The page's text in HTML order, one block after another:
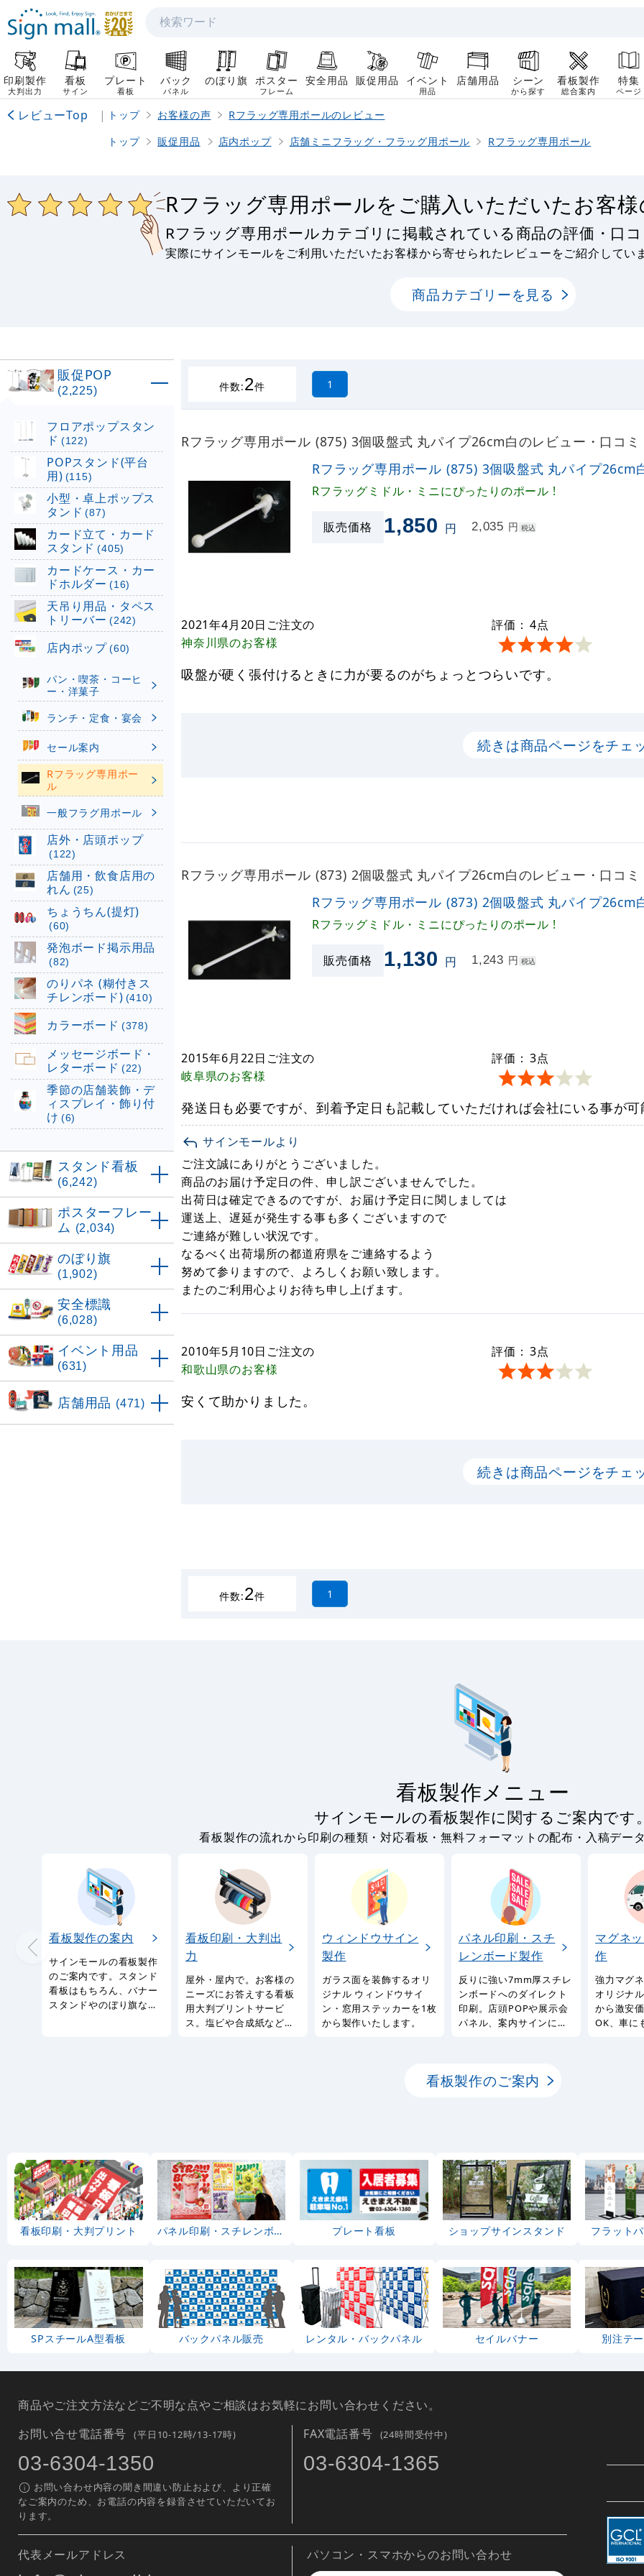
検索
印刷製作
大判出力
看板
サイン
プレート
看板
バック
パネル
のぼり旗 ポスター
フレーム
安全用品 販促用品 イベント
用品
店舗用品 シーン
から探す
看板製作
総合案内
特集
ページ
レビューTop | トップ お客様の声
Rフラッグ専用ポールのレビュー
トップ
販促用品 店内ポップ 店舗ミニフラッグ・フラッグ用ポール Rフラッグ専用ポール
Rフラッグ専用ポールをご購入いただいたお客
Rフラッグ専用ポールカテゴリに掲載されている商品の評価・口
実際にサインモールをご利用いただいたお客様から寄せられたレビューをご紹介してい
商品カテゴリーを見る
件数:2件 1
Rフラッグ専用ポール (875) 3個吸盤式 丸パイプ26cm白のレビュー・口コミ
Rフラッグ専用ポール (875) 3個吸盤式 丸パイプ26cm
Rフラッグミドル・ミニにぴったりのポール !
販売価格 1,850 円 2,035 円 税込
2021年4月20日 ご注文の
神奈川県のお客様
評価： 4点
吸盤が硬く張付けるときに力が要るのがちょっとつらいです。
続きは商品ページをチェ
Rフラッグ専用ポール (873) 2個吸盤式 丸パイプ26cm白のレビュー・口コミ
Rフラッグ専用ポール (873) 2個吸盤式 丸パイプ26cm
Rフラッグミドル・ミニにぴったりのポール !
販売価格 1,130 円 1,243 円 税込
2015年6月22日 ご注文の
岐阜県のお客様
評価： 3点
発送日も必要ですが、到着予定日も記載していただければ会社にいる事が
サインモールより
ご注文誠にありがとうございました。
商品のお届け予定日の件、申し訳ございませんでした。
出荷日は確定できるのですが、お届け予定日に関しましては
運送上、遅延が発生する事も多くございますので
ご連絡が難しい状況です。
なるべく出荷場所の都道府県をご連絡するよう
努めて参りますので、よろしくお願い致します。
またのご利用心よりお待ち申し上げます。
2010年5月10日 ご注文の
和歌山県のお客様
評価： 3点
安くて助かりました。
続きは商品ページをチェ
件数:2件 1
販促POP
(2,225)
フロアポップスタン
ド (122)
POPスタンド(平台
用) (115)
小型・卓上ポップス
タンド (87)
カード立て・カード
スタンド (405)
カードケース・カー
ドホルダー (16)
天吊り用品・タペス
トリーバー (242)
店内ポップ(60)
パン・喫茶・コーヒ
ー・洋菓子
ランチ・定食・宴会
セール案内
Rフラッグ専用ポー
ル
一般フラグ用ポール
店外・店頭ポップ
(122)
店舗用・飲食店用の
れん (25)
ちょうちん(提灯)
(60)
発泡ボード掲示用品
(82)
のりパネ (糊付きス
チレンボード) (410)
カラーボード (378)
メッセージボード・
レターボード (22)
季節の店舗装飾・デ
ィスプレイ・飾り付
け (6)
スタンド看板
(6,242)
ポスターフレー
ム (2,034)
のぼり旗
(1,902)
安全標識
(6,028)
イベント用品
(631)
店舗用品 (471)
看板製作メニュー
サインモールの看板製作に関するご案内です
看板製作の流れから印刷の種類・対応看板・無料フォーマットの配布・入稿デー
看板製作の案内
サインモールの看板製作
のご案内です。スタンド
看板はもちろん、バナー
スタンドやのぼり旗など
看板印刷・大判出
力
屋外・屋内で。お客様の
ニーズにお答えする看板
用大判プリントサービ
ス。塩ビや合成紙など看
ウィンドウサイン
製作
ガラス面を装飾するオリ
ジナル ウィンドウサイ
ン・窓用ステッカーを1枚
から製作いたします。
パネル印刷・スチ
レンボード製作
反りに強い7mm厚スチレ
ンボードへのダイレクト
印刷。店頭POPや展示会
パネル、案内サインに最
マグネ
作
強力マグ
オリジナ
から激安
OK、車に
看板製作のご案内
看板印刷・大判プリント パネル印刷・スチレンボード プレート看板 ショップサインスタンド フラット
SPスチールA型看板 バックパネル販売 レンタル・バックパネル セイルバナー 別注テ
商品やご注文方法などご不明な点やご相談はお気軽にお問い合わせください。
お問い合せ電話番号
(平日10-12時/13-17時)
03-6304-1350
お問い合わせ内容の聞き間違い防止および、より正確
なご案内のため、お電話の内容を録音させていただいてお
ります。
FAX電話番号 (24時間受付中)
03-6304-1365
代表メールアドレス パソコン・スマホからのお問い合わせ